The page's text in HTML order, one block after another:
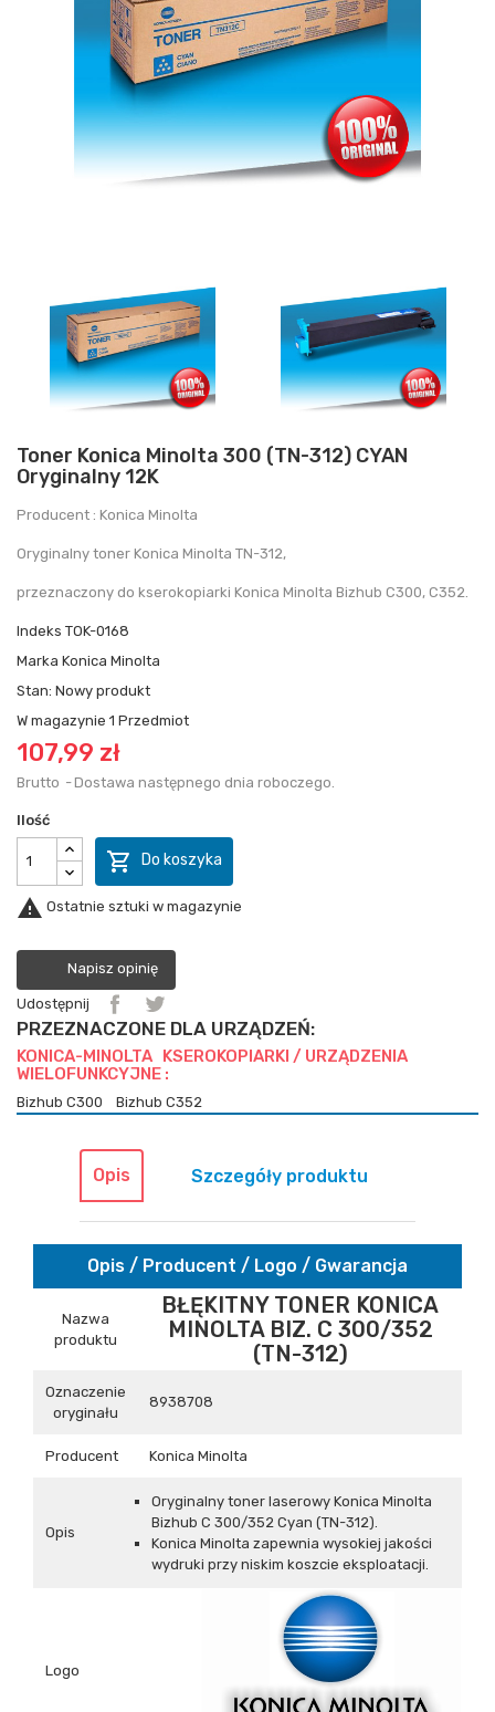
Toner Konica Minolta 300 (TN-312) CYAN
Oryginalny 12K
Producent : Konica Minolta
Oryginalny toner Konica Minolta TN-312,
przeznaczony do kserokopiarki Konica Minolta Bizhub C300, C352.
Indeks TOK-0168
Marka Konica Minolta
Stan: Nowy produkt
W magazynie 1 Przedmiot
107,99 zł
Brutto Dostawa następnego dnia roboczego.
Ilość
 Do koszyka
 Ostatnie sztuki w magazynie
Napisz opinię
Udostępnij
PRZEZNACZONE DLA URZĄDZEŃ:
KONICA-MINOLTA KSEROKOPIARKI / URZĄDZENIA
WIELOFUNKCYJNE :
Bizhub C300 Bizhub C352
Opis Szczegóły produktu
Opis / Producent / Logo / Gwarancja
Nazwa
produktu
BŁĘKITNY TONER KONICA
MINOLTA BIZ. C 300/352
(TN-312)
Oznaczenie
oryginału
8938708
Producent Konica Minolta
Opis
Oryginalny toner laserowy Konica Minolta
Bizhub C 300/352 Cyan (TN-312).
Konica Minolta zapewnia wysokiej jakości
wydruki przy niskim koszcie eksploatacji.
Logo